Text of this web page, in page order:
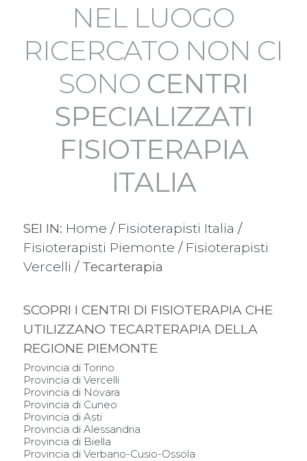
NEL LUOGO
RICERCATO NON CI
SONO CENTRI
SPECIALIZZATI
FISIOTERAPIA
ITALIA
SEI IN: Home / Fisioterapisti Italia /
Fisioterapisti Piemonte / Fisioterapisti
Vercelli / Tecarterapia
SCOPRI I CENTRI DI FISIOTERAPIA CHE
UTILIZZANO TECARTERAPIA DELLA
REGIONE PIEMONTE
Provincia di Torino
Provincia di Vercelli
Provincia di Novara
Provincia di Cuneo
Provincia di Asti
Provincia di Alessandria
Provincia di Biella
Provincia di Verbano-Cusio-Ossola